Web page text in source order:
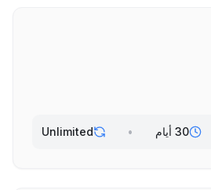
30 أيام •
Unlimited